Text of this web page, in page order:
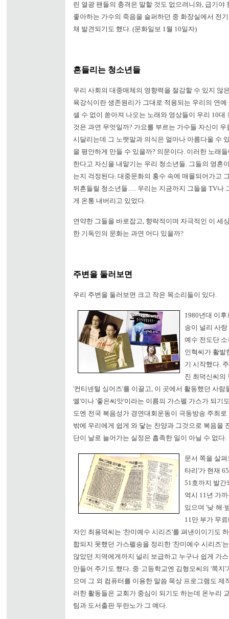
린 열광 팬들의 충격은 말할 것도 없으려니와, 급기야
좋아하는 가수의 죽음을 슬퍼하던 중 화장실에서 전
채 발견되기도 했다. (문화일보 1월 10일자)
흔들리는 청소년들
우리 사회의 대중매체의 영향력을 절감할 수 있지 않
육강식이란 생존원리가 그대로 적용되는 우리의 연예
셀 수 없이 쏟아져 나오는 노래와 영상들이 우리 10대
것은 과연 무엇일까? 가요를 부르는 가수들 자신이
시달리는데 그 노랫말과 의식은 얼마나 아름다울 수
을 평안하게 만들 수 있을까? 의문이다. 이러한 노래
한다고 자신을 내맡기는 우리 청소년들. 그들의 영혼
는지 걱정된다. 대중문화의 홍수 속에 매몰되어가고
뒤흔들릴 청소년들…. 우리는 지금까지 그들을 TV나
게 온통 내버리고 있었다.
연약한 그들을 바로잡고, 향락적이며 자극적인 이 세
한 기독인의 문화는 과연 어디 있을까?
주변을 둘러보면
우리 주변을 둘러보면 크고 작은 목소리들이 있다.
1980년대 이
송이 널리 사
예수 전도단
인혁씨가 활발
기 시작했다.
진 최덕신씨의
'컨티넨털 싱어즈'를 이끌고, 이 곳에서 활동했던 사람
엘'이나 '좋은씨앗'이라는 이름의 가스펠 가스가 되기
도엔 전국 복음성가 경연대회운동이 극동방송 주최로
밖에 우리에게 쉽게 와 닿는 찬양과 그것으로 복음을
단이 날로 늘어가는 실정은 흡족한 일이 아닐 수 없다.
문서 쪽을 살
타리'가 현재
51호까지 발간
역시 11년 가
있으며 '낮·해·
11만 부가 무
자인 최용덕씨는 '찬미예수 시리즈'를 펴낸이이기도
합되지 못했던 가스펠송을 정리한 '찬미예수 시리즈'
않았던 지역에게까지 널리 보급하고 누구나 쉽게 가
만들어 주기도 했다. 중·고등학교엔 김형모씨의 '쪽지'
으며 그 외 컴퓨터를 이용한 말씀 묵상 프로그램도 제
러한 활동들은 교회가 중심이 되기도 하는데 온누리
팀과 도서출판 두란노가 그 예다.